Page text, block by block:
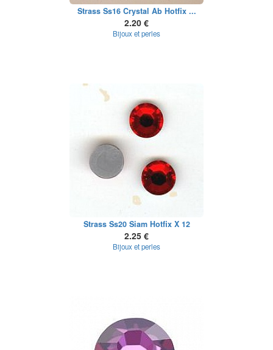
Strass Ss16 Crystal Ab Hotfix ...
2.20 €
Bijoux et perles
Strass Ss20 Siam Hotfix X 12
2.25 €
Bijoux et perles